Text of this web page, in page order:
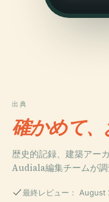
出典
確かめて、
歴史的記録、建築アー
Audiala編集チームが調
最終レビュー： August